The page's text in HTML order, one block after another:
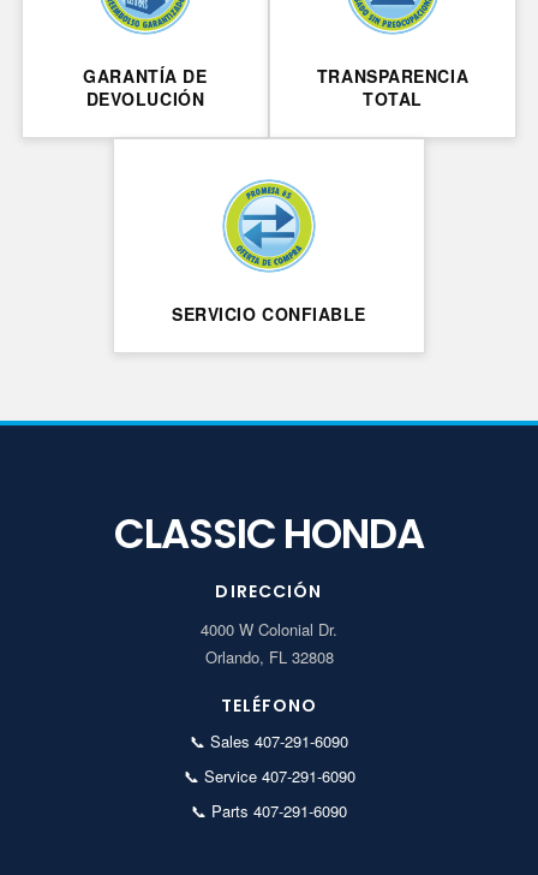
GARANTÍA DE
DEVOLUCIÓN
TRANSPARENCIA
TOTAL
SERVICIO CONFIABLE
CLASSIC HONDA
DIRECCIÓN
4000 W Colonial Dr.
Orlando, FL 32808
TELÉFONO
📞 Sales 407-291-6090
📞 Service 407-291-6090
📞 Parts 407-291-6090